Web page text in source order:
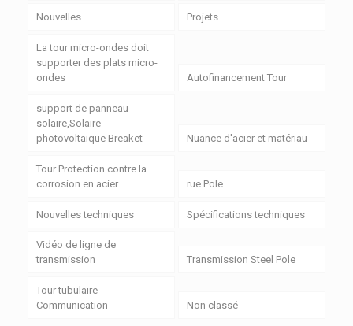
Nouvelles Projets
La tour micro-ondes doit
supporter des plats micro-
ondes
Autofinancement Tour
support de panneau
solaire,Solaire
photovoltaïque Breaket
Nuance d'acier et matériau
Tour Protection contre la
corrosion en acier
rue Pole
Nouvelles techniques Spécifications techniques
Vidéo de ligne de
transmission
Transmission Steel Pole
Tour tubulaire
Communication
Non classé